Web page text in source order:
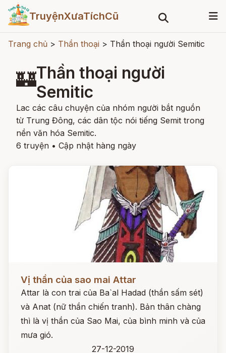
TruyệnXưaTíchCũ
Trang chủ > Thần thoại > Thần thoại người Semitic
🏰Thần thoại người
Semitic
Lac các câu chuyện của nhóm người bắt nguồn
từ Trung Đông, các dân tộc nói tiếng Semit trong
nền văn hóa Semitic.
6 truyện • Cập nhật hàng ngày
Đọc ngay
Vị thần của sao mai Attar
Attar là con trai của Ba`al Hadad (thần sấm sét)
và Anat (nữ thần chiến tranh). Bản thân chàng
thì là vị thần của Sao Mai, của bình minh và của
mưa gió.
27-12-2019